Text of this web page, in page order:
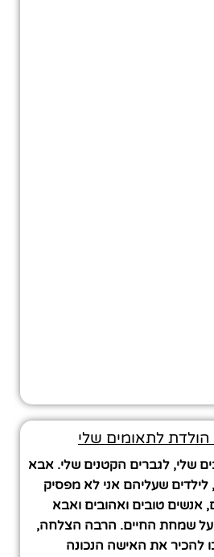
הולדת לתאומים שלי
שלי, לגברים הקטנים שלי. אבא
שעליהם אני לא מפסיק
טובים ואהובים ואבא
שמחת החיים. הרבה הצלחה,
להכיר את האישה הנכונה